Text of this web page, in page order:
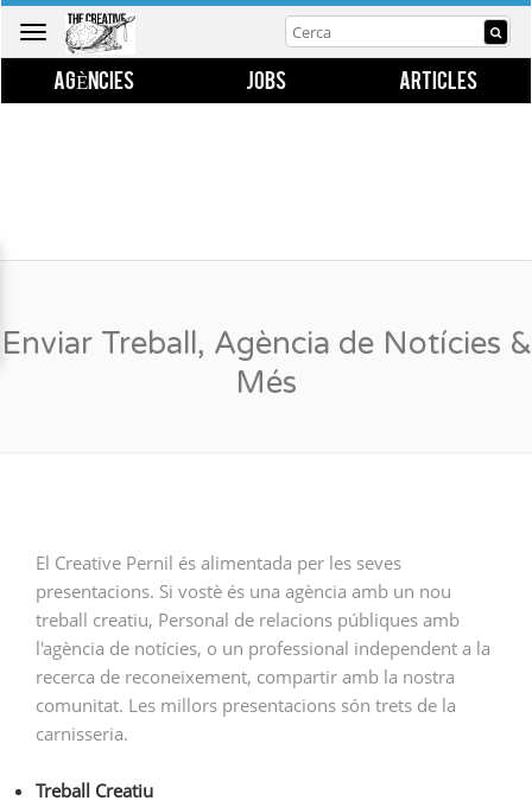
Toggle
navigation
AGÈNCIES JOBS ARTICLES
Enviar Treball, Agència de Notícies &
Més
El Creative Pernil és alimentada per les seves
presentacions. Si vostè és una agència amb un nou
treball creatiu, Personal de relacions públiques amb
l'agència de notícies, o un professional independent a la
recerca de reconeixement, compartir amb la nostra
comunitat. Les millors presentacions són trets de la
carnisseria.
Treball Creatiu